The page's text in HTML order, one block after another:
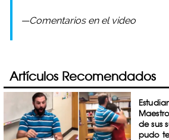
—Comentarios en el video
Artículos Recomendados
de sus
pudo